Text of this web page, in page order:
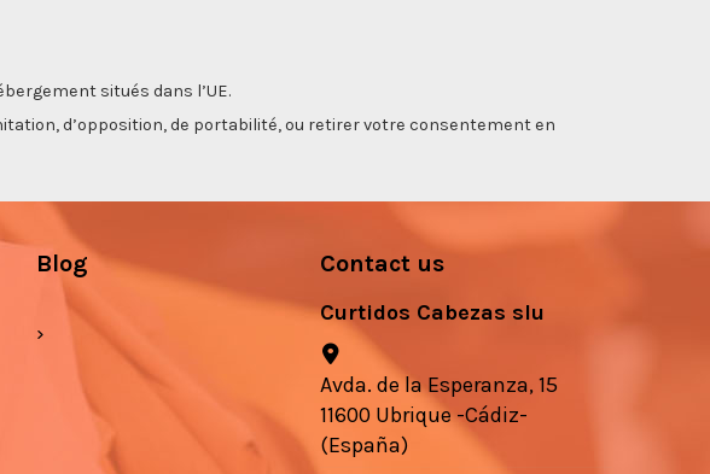
situés dans l’UE.
d’opposition, de portabilité, ou retirer votre consentement en
Blog Contact us
Curtidos Cabezas slu
Avda. de la Esperanza, 15
11600 Ubrique -Cádiz-
(España)